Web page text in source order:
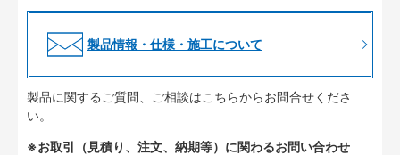
製品情報・仕様・施工について
製品に関するご質問、ご相談はこちらからお問合せくださ
い。
※お取引（見積り、注文、納期等）に関わるお問い合わせ